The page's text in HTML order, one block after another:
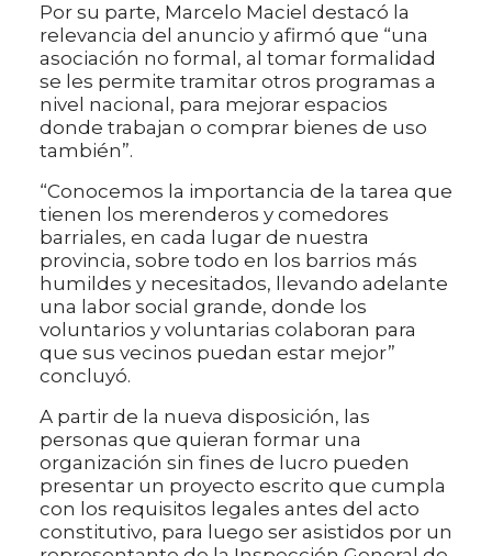
Por su parte, Marcelo Maciel destacó la
relevancia del anuncio y afirmó que “una
asociación no formal, al tomar formalidad
se les permite tramitar otros programas a
nivel nacional, para mejorar espacios
donde trabajan o comprar bienes de uso
también”.
“Conocemos la importancia de la tarea que
tienen los merenderos y comedores
barriales, en cada lugar de nuestra
provincia, sobre todo en los barrios más
humildes y necesitados, llevando adelante
una labor social grande, donde los
voluntarios y voluntarias colaboran para
que sus vecinos puedan estar mejor”
concluyó.
A partir de la nueva disposición, las
personas que quieran formar una
organización sin fines de lucro pueden
presentar un proyecto escrito que cumpla
con los requisitos legales antes del acto
constitutivo, para luego ser asistidos por un